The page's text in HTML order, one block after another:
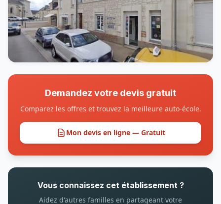
Demandez votre devis gratuit
Comparez les offres et trouvez la meilleure auto-école.
Mon devis en ligne — Gratuit
Vous connaissez cet établissement ?
Aidez d'autres familles en partageant votre